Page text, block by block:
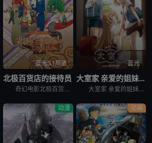
蓝光5.1声道
北极百货店的接待员
奇幻电影北极百货店的接待员 北極百貨店のコンシェルジュさん以一家神秘的百货商店为背景，在这家商店里，所有到访的顾客都是动物。主人公秋野是新来的门房。其中，&quot;V.I.A.&quot;（Ve
蓝光
大室家 亲爱的姐妹们
大室家 亲爱的姐妹们 大室家 dear sisters又名摇曳百合 外传。#摇曳百合# 第四季制作决定，同时，外传 #大室家# 动画化决定
动漫 动画